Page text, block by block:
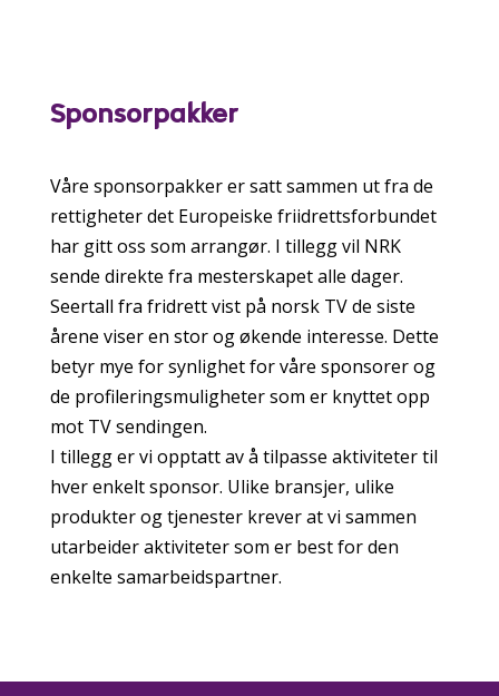
Sponsorpakker
Våre sponsorpakker er satt sammen ut fra de
rettigheter det Europeiske friidrettsforbundet
har gitt oss som arrangør. I tillegg vil NRK
sende direkte fra mesterskapet alle dager.
Seertall fra fridrett vist på norsk TV de siste
årene viser en stor og økende interesse. Dette
betyr mye for synlighet for våre sponsorer og
de profileringsmuligheter som er knyttet opp
mot TV sendingen.
I tillegg er vi opptatt av å tilpasse aktiviteter til
hver enkelt sponsor. Ulike bransjer, ulike
produkter og tjenester krever at vi sammen
utarbeider aktiviteter som er best for den
enkelte samarbeidspartner.